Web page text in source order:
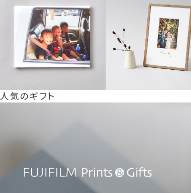
人気のギフト